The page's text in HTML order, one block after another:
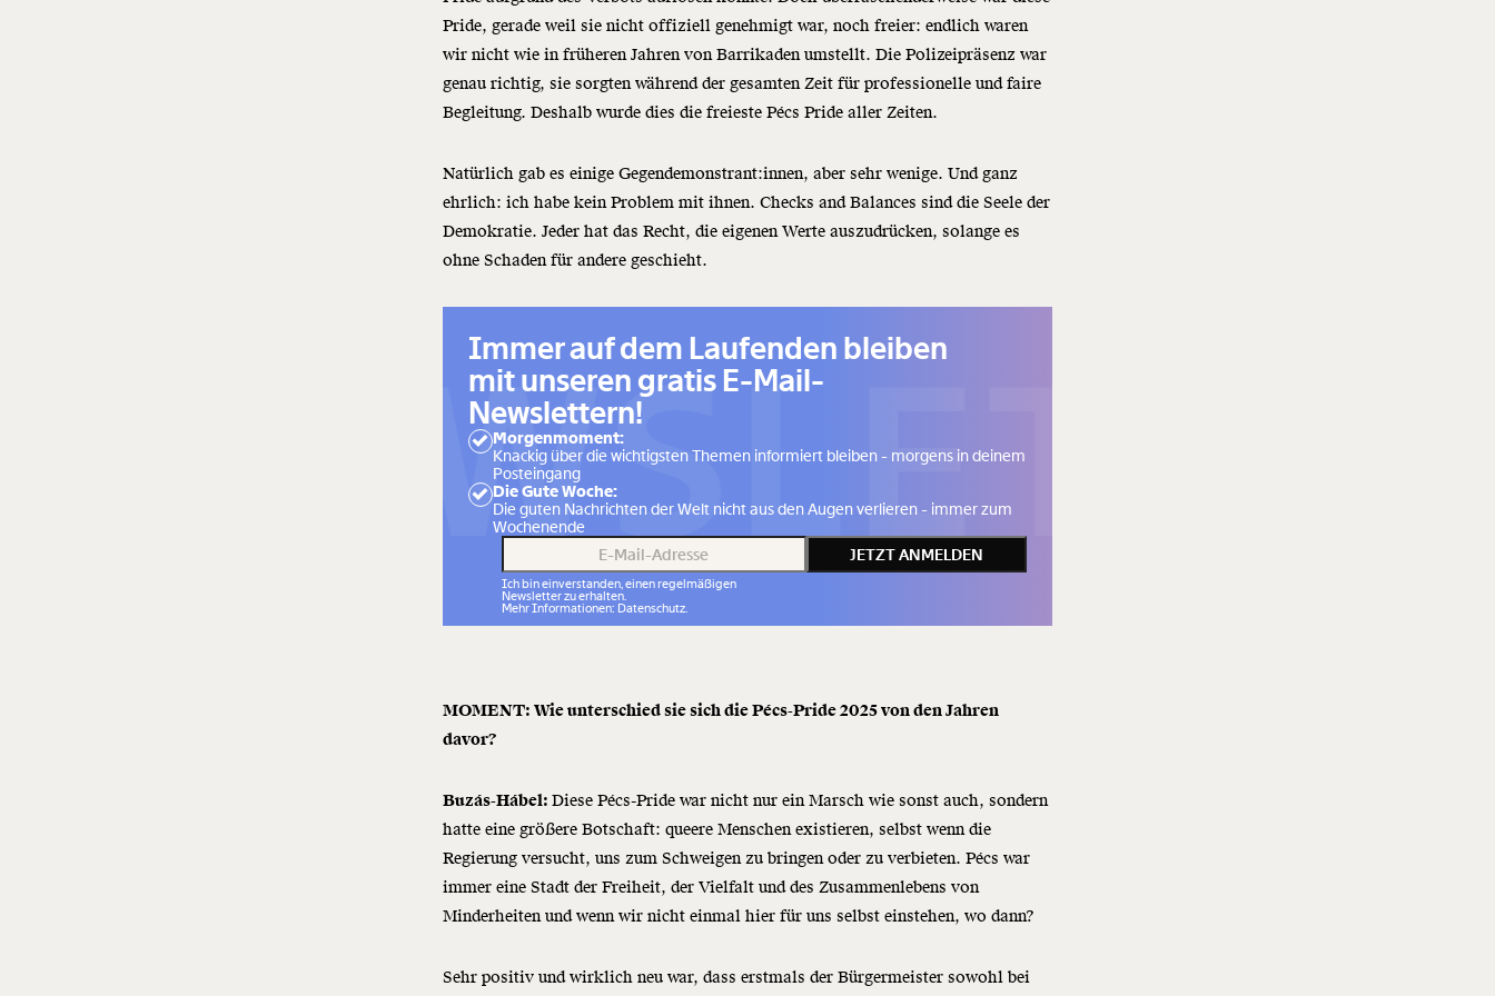
Pride, gerade weil sie nicht offiziell genehmigt war, noch freier: endlich waren
wir nicht wie in früheren Jahren von Barrikaden umstellt. Die Polizeipräsenz war
genau richtig, sie sorgten während der gesamten Zeit für professionelle und faire
Begleitung. Deshalb wurde dies die freieste Pécs Pride aller Zeiten.
Natürlich gab es einige Gegendemonstrant:innen, aber sehr wenige. Und ganz
ehrlich: ich habe kein Problem mit ihnen. Checks and Balances sind die Seele der
Demokratie. Jeder hat das Recht, die eigenen Werte auszudrücken, solange es
ohne Schaden für andere geschieht.
Immer auf dem Laufenden bleiben
mit unseren gratis E-Mail-
Newslettern!
Morgenmoment:
Knackig über die wichtigsten Themen informiert bleiben - morgens in deinem
Posteingang
Die Gute Woche:
Die guten Nachrichten der Welt nicht aus den Augen verlieren - immer zum
Wochenende
JETZT ANMELDEN
Ich bin einverstanden, einen regelmäßigen
Newsletter zu erhalten.
Mehr Informationen: Datenschutz.
MOMENT: Wie unterschied sie sich die Pécs-Pride 2025 von den Jahren
davor?
Buzás-Hábel:Diese Pécs-Pride war nicht nur ein Marsch wie sonst auch, sondern
hatte eine größere Botschaft: queere Menschen existieren, selbst wenn die
Regierung versucht, uns zum Schweigen zu bringen oder zu verbieten. Pécs war
immer eine Stadt der Freiheit, der Vielfalt und des Zusammenlebens von
Minderheiten und wenn wir nicht einmal hier für uns selbst einstehen, wo dann?
Sehr positiv und wirklich neu war, dass erstmals der Bürgermeister sowohl bei